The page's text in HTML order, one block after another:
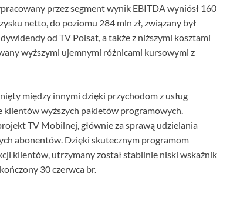
przez segment wynik EBITDA wyniósł 160
netto, do poziomu 284 mln zł, związany był
od TV Polsat, a także z niższymi kosztami
wyższymi ujemnymi różnicami kursowymi z
między innymi dzięki przychodom z usług
wyższych pakietów programowych.
TV Mobilnej, głównie za sprawą udzielania
abonentów. Dzięki skutecznym programom
klientów, utrzymany został stabilnie niski wskaźnik
30 czerwca br.